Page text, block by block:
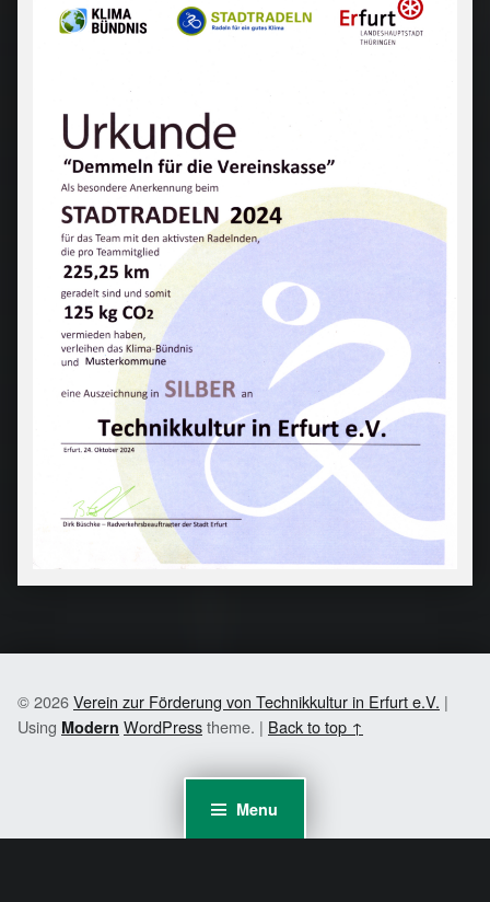
Menu
© 2026Verein zur Förderung von Technikkultur in Erfurt e.V. |
Using Modern WordPresstheme. | Back to top ↑